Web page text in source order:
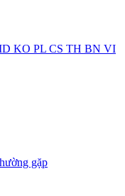
KO PL CS TH BN VI
gặp